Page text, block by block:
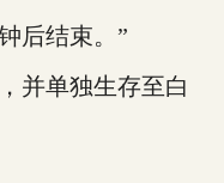
后结束。”
单独生存至白